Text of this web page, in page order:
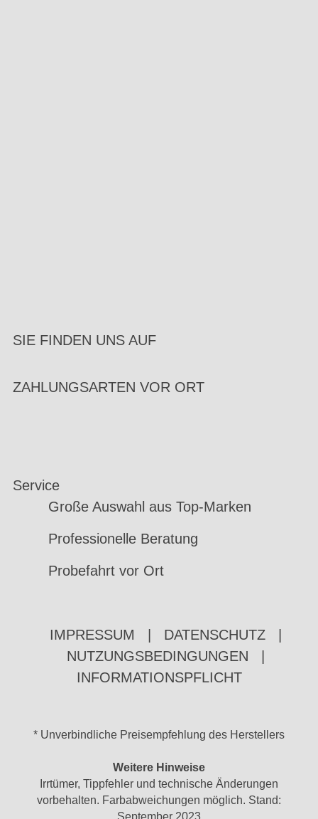
SIE FINDEN UNS AUF
ZAHLUNGSARTEN VOR ORT
Service
Große Auswahl aus Top-Marken
Professionelle Beratung
Probefahrt vor Ort
IMPRESSUM DATENSCHUTZ
NUTZUNGSBEDINGUNGEN
INFORMATIONSPFLICHT
* Unverbindliche Preisempfehlung des Herstellers
Weitere Hinweise
Irrtümer, Tippfehler und technische Änderungen
vorbehalten. Farbabweichungen möglich. Stand:
September 2023